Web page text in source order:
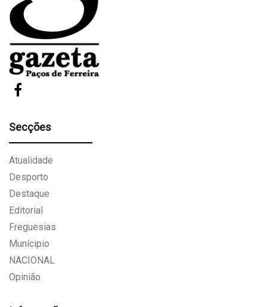
Secções
Atualidade
Desporto
Destaque
Editorial
Freguesias
Munícipio
NACIONAL
Opinião